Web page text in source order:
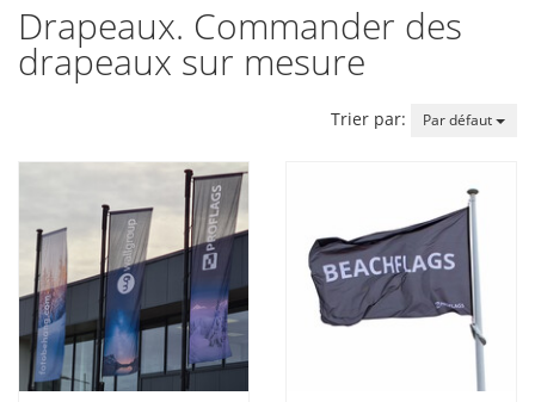
Drapeaux. Commander des
drapeaux sur mesure
Trier par: Par défaut